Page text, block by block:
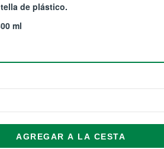
de plástico.
ml
AGREGAR A LA CESTA